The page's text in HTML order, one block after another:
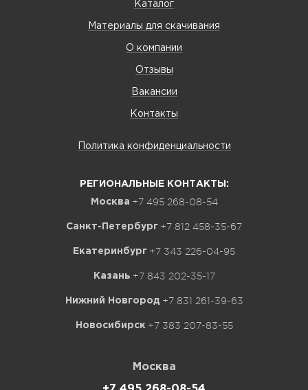
Каталог
Материалы для скачивания
О компании
Отзывы
Вакансии
Контакты
Политика конфиденциальности
РЕГИОНАЛЬНЫЕ КОНТАКТЫ:
Москва +7 495 268-08-54
Санкт-Петербург +7 812 458-35-67
Екатеринбург +7 343 226-04-95
Казань +7 843 202-35-17
Нижний Новгород +7 831 261-39-63
Новосибирск +7 383 207-83-55
Москва